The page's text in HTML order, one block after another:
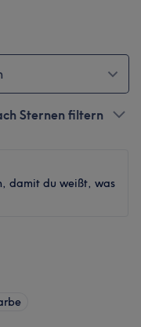
Sternen filtern
damit du weißt, was